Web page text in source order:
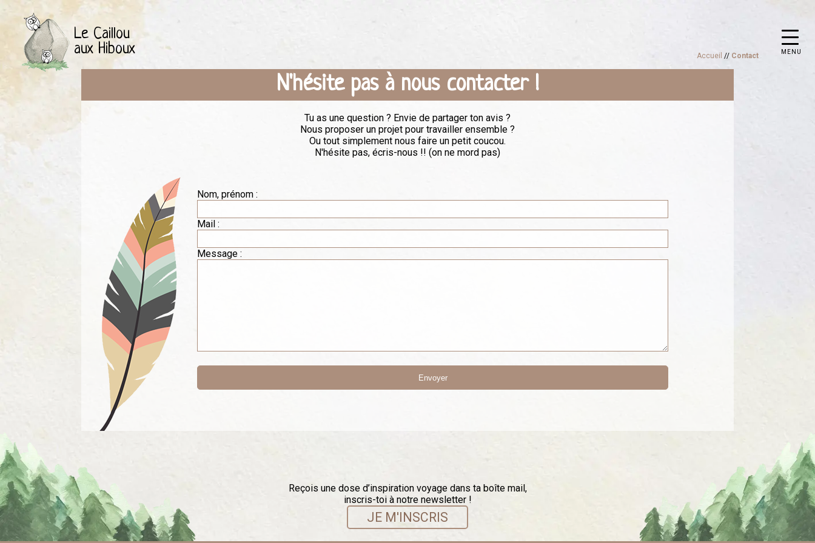
MENU
Le Caillou
aux Hiboux
Accueil // Contact
N'hésite pas à nous contacter !
Tu as une question ? Envie de partager ton avis ?
Nous proposer un projet pour travailler ensemble ?
Ou tout simplement nous faire un petit coucou.
N'hésite pas, écris-nous !! (on ne mord pas)
Nom, prénom :
Mail :
Message :
Reçois une dose d’inspiration voyage dans ta boîte mail,
inscris-toi à notre newsletter !
JE M'INSCRIS